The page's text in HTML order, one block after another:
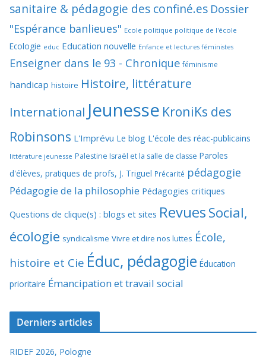
sanitaire & pédagogie des confiné.es Dossier
"Espérance banlieues" Ecole politique politique de l'école
Ecologie educ Education nouvelle Enfance et lectures féministes
Enseigner dans le 93 - Chronique féminisme
handicap histoire Histoire, littérature
International Jeunesse KroniKs des
Robinsons L'Imprévu Le blog L'école des réac-publicains
littérature jeunesse Palestine Israël et la salle de classe Paroles
d'élèves, pratiques de profs, J. Triguel Précarité pédagogie
Pédagogie de la philosophie Pédagogies critiques
Questions de clique(s) : blogs et sites RevuesSocial,
écologie syndicalisme Vivre et dire nos luttes École,
histoire et Cie Éduc, pédagogie Éducation
prioritaire Émancipation et travail social
Derniers articles
RIDEF 2026, Pologne